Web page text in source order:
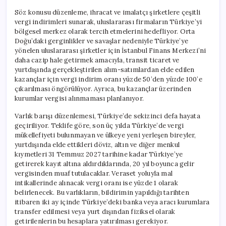
Söz konusu düzenleme, ihracat ve imalatçı şirketlere çeşitli
vergi indirimleri sunarak, uluslararası firmaların Türkiye’yi
bölgesel merkez olarak tercih etmelerini hedefliyor. Orta
Doğu’daki gerginlikler ve savaşlar nedeniyle Türkiye’ye
yönelen uluslararası şirketler için İstanbul Finans Merkezi’ni
daha cazip hale getirmek amacıyla, transit ticaret ve
yurtdışında gerçekleştirilen alım-satımlardan elde edilen
kazançlar için vergi indirim oranı yüzde 50’den yüzde 100’e
çıkarılması öngörülüyor. Ayrıca, bu kazançlar üzerinden
kurumlar vergisi alınmaması planlanıyor.
Varlık barışı düzenlemesi, Türkiye’de sekizinci defa hayata
geçiriliyor. Teklife göre, son üç yılda Türkiye’de vergi
mükellefiyeti bulunmayan ve ülkeye yeni yerleşen bireyler,
yurtdışında elde ettikleri döviz, altın ve diğer menkul
kıymetleri 31 Temmuz 2027 tarihine kadar Türkiye’ye
getirerek kayıt altına aldırdıklarında, 20 yıl boyunca gelir
vergisinden muaf tutulacaklar. Veraset yoluyla mal
intikallerinde alınacak vergi oranı ise yüzde 1 olarak
belirlenecek. Bu varlıkların, bildirimin yapıldığı tarihten
itibaren iki ay içinde Türkiye’deki banka veya aracı kurumlara
transfer edilmesi veya yurt dışından fiziksel olarak
getirilenlerin bu hesaplara yatırılması gerekiyor.